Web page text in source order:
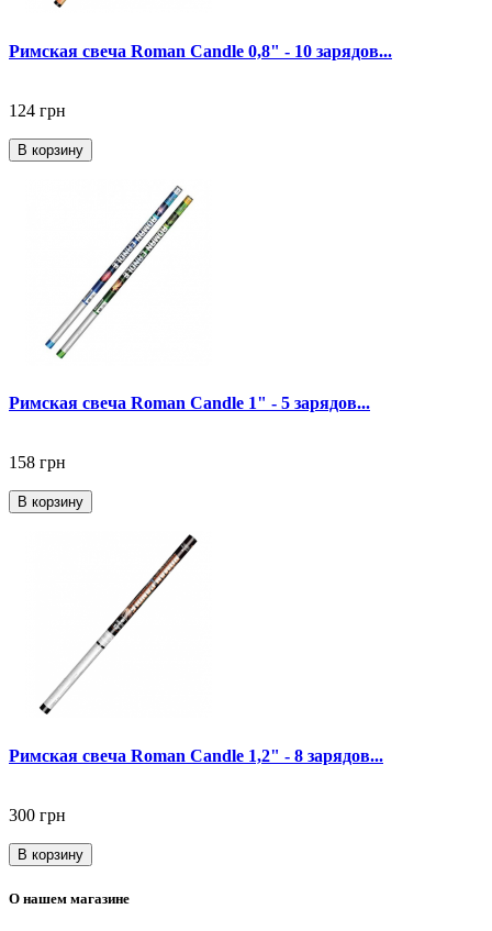
Римская свеча Roman Candle 0,8" - 10 зарядов...
124 грн
В корзину
Римская свеча Roman Candle 1" - 5 зарядов...
158 грн
В корзину
Римская свеча Roman Candle 1,2" - 8 зарядов...
300 грн
В корзину
О нашем магазине